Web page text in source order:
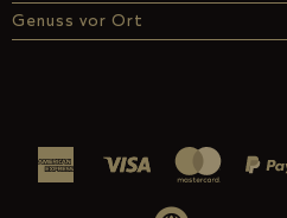
Genuss vor Ort